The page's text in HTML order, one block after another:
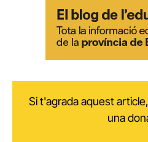
Si t'agrada aquest
una